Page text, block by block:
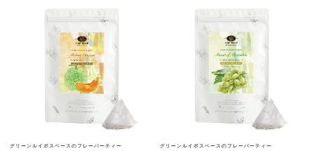
グリーンルイボスベースのフレーバーティー グリーンルイボスベースのフレーバーティー